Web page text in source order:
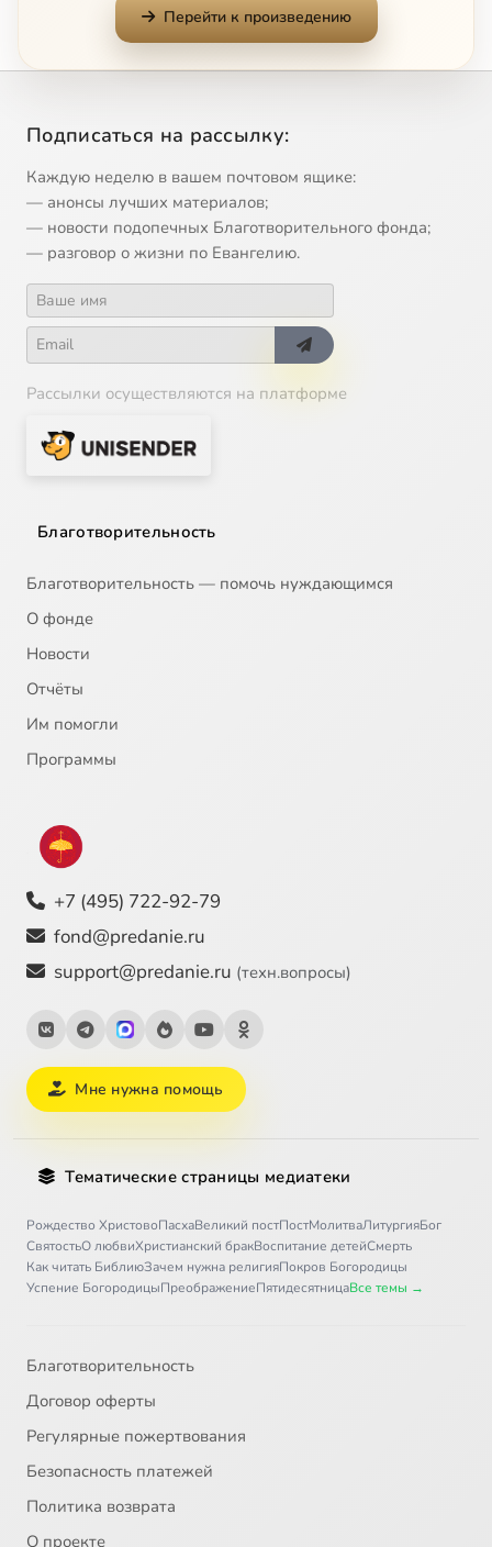
Перейти к произведению
Подписаться на рассылку:
Каждую неделю в вашем почтовом ящике:
— анонсы лучших материалов;
— новости подопечных Благотворительного фонда;
— разговор о жизни по Евангелию.
Рассылки осуществляются на платформе
Благотворительность
Благотворительность — помочь нуждающимся
О фонде
Новости
Отчёты
Им помогли
Программы
+7 (495) 722-92-79
fond@predanie.ru
support@predanie.ru (техн.вопросы)
Мне нужна помощь
Тематические страницы медиатеки
Рождество ХристовоПасхаВеликий постПостМолитваЛитургияБог
СвятостьО любвиХристианский бракВоспитание детейСмерть
Как читать БиблиюЗачем нужна религияПокров Богородицы
Успение БогородицыПреображениеПятидесятницаВсе темы →
Благотворительность
Договор оферты
Регулярные пожертвования
Безопасность платежей
Политика возврата
О проекте